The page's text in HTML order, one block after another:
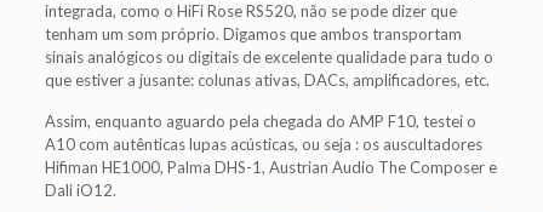
integrada, como o HiFi Rose RS520, não se pode dizer que
tenham um som próprio. Digamos que ambos transportam
sinais analógicos ou digitais de excelente qualidade para tudo o
que estiver a jusante: colunas ativas, DACs, amplificadores, etc.
Assim, enquanto aguardo pela chegada do AMP F10, testei o
A10 com autênticas lupas acústicas, ou seja : os auscultadores
Hifiman HE1000, Palma DHS-1, Austrian Audio The Composer e
Dali iO12.